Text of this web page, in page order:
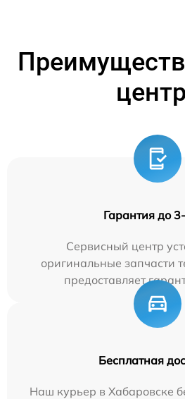
Гарантия до
Сервисный центр
оригинальные запчасти
предоставляет
Бесплатная
Наш курьер в Хабаровске